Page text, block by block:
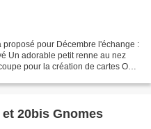
proposé pour Décembre l'échange :
Un adorable petit renne au nez
pour la création de cartes On
et 20bis Gnomes